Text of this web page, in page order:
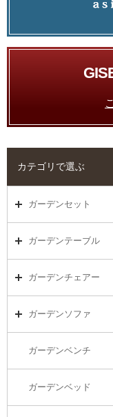
カテゴリで選ぶ
ガーデンセット
ガーデンセット（海
ラウンジ・ベッド
ガーデンテーブル
ガーデンテーブルTOP
コーヒーテーブル
ガーデンチェアー
ガーデンチェアーTOP
カウンター・バーチ
ガーデンソファ
ガーデンソファTOP
ガーデンベンチ
ガーデンベッド